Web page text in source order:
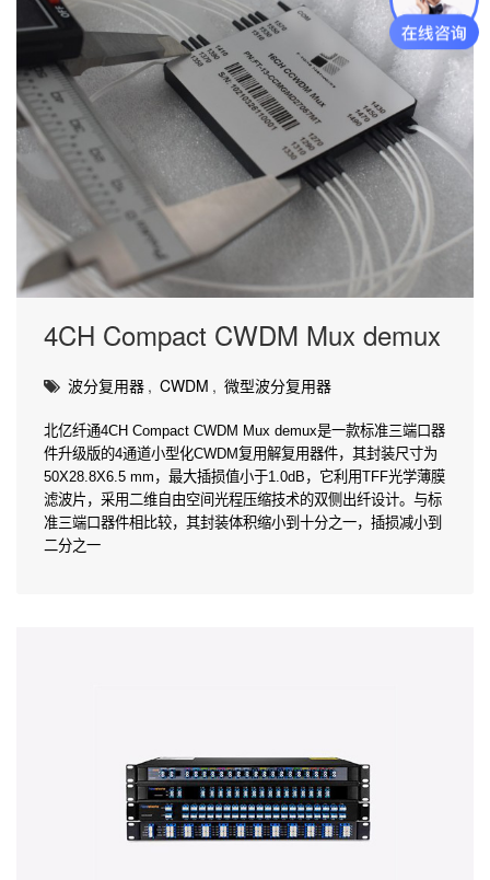
4CH Compact CWDM Mux demux
波分复用器 , CWDM , 微型波分复用器
北亿纤通4CH Compact CWDM Mux demux是一款标准三端口器
件升级版的4通道小型化CWDM复用解复用器件，其封装尺寸为
50X28.8X6.5 mm，最大插损值小于1.0dB，它利用TFF光学薄膜
滤波片，采用二维自由空间光程压缩技术的双侧出纤设计。与标
准三端口器件相比较，其封装体积缩小到十分之一，插损减小到
二分之一